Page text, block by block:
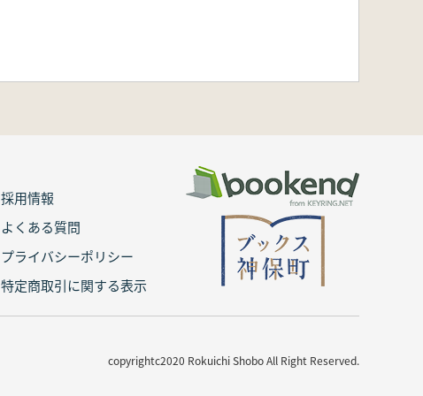
採用情報
よくある質問
プライバシーポリシー
特定商取引に関する表示
copyrightc2020 Rokuichi Shobo All Right Reserved.